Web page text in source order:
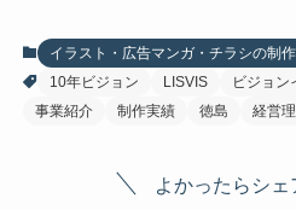
イラスト・広告マンガ・チラシの制
10年ビジョン
LISVIS ビジョン
事業紹介
制作実績 徳島 経営
よかったらシェ